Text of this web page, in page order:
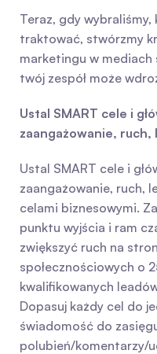
Teraz, gdy
traktować, stwórzmy
marketingu w mediach
twój zespół może
Ustal SMART cele i
zaangażowanie, ruch,
Ustal SMART cele i
zaangażowanie, ruch,
celami biznesowymi.
punktu wyjścia i ram
zwiększyć ruch na
społecznościowych o
kwalifikowanych
Dopasuj każdy cel do
świadomość do
polubień/komentarzy/